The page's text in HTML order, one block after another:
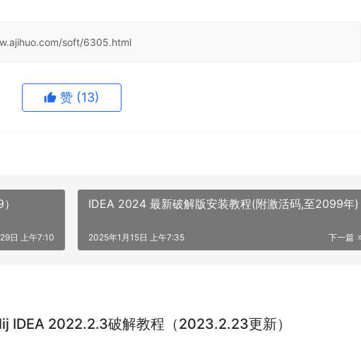
soft/6305.html
赞 (13)
日 上午7:10
IDEA 2024 最新破解版安装教程(附激活码,至2099年)
下一篇
2025年1月15日 上午7:35
IDEA 2022.2.3破解教程（2023.2.23更新）